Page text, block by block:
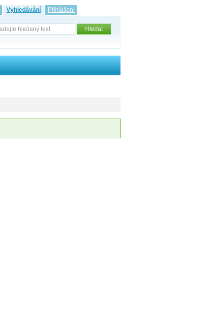
Vyhledávání Přihlášení